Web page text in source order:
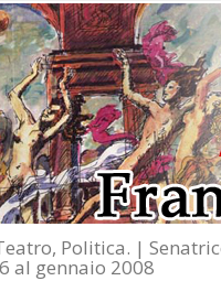
Politica. |
al gennaio 2008